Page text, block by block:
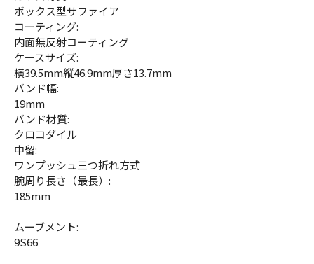
ボックス型サファイア
コーティング:
内面無反射コーティング
ケースサイズ:
横39.5mm縦46.9mm厚さ13.7mm
バンド幅:
19mm
バンド材質:
クロコダイル
中留:
ワンプッシュ三つ折れ方式
腕周り長さ（最長）:
185mm
ムーブメント:
9S66